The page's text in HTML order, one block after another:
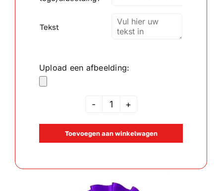
Tekst
Upload een afbeelding:
Jury
Rozet
Paars
Toevoegen aan winkelwagen